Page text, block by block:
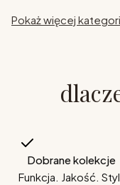
Pokaż więcej
Dobrane kolekcje
Funkcja. Jakość. Styl.